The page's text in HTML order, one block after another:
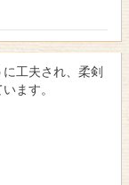
工夫され、柔剣
ます。